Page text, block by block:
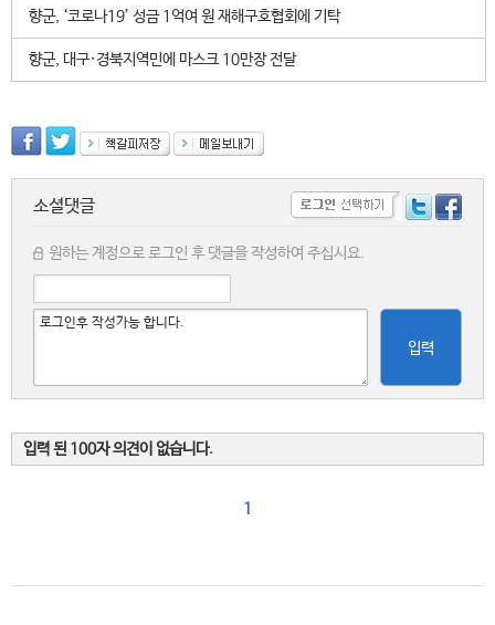
향군, ‘코로나19’ 성금 1억여 원 재해구호협회에 기탁
향군, 대구·경북지역민에 마스크 10만장 전달
소셜댓글
원하는 계정으로 로그인 후 댓글을 작성하여 주십시요.
입력
입력 된 100자 의견이 없습니다.
1